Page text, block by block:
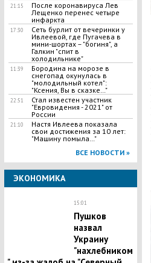
21:15
После коронавируса Лев
Лещенко перенес четыре
инфаркта
17:30
Сеть бурлит от вечеринки у
Ивлеевой, где Пугачева в
мини-шортах – "богиня", а
Галкин "спит в
холодильнике"
11:39
Бородина на морозе в
снегопад окунулась в
"молодильный котел":
"Ксения, Вы в сказке…"
22:51
Стал известен участник
"Евровидения - 2021" от
России
21:10
Настя Ивлеева показала
свои достижения за 10 лет:
"Машину помыла…"
ВСЕ НОВОСТИ »
ЭКОНОМИКА
15:01
Пушков
назвал
Украину
"нахлебником